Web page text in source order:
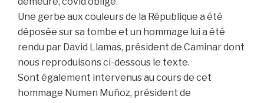
Une gerbe aux couleurs de la République a été
déposée sur sa tombe et un hommage lui a été
rendu par David Llamas, président de Caminar dont
nous reproduisons ci-dessous le texte.
Sont également intervenus au cours de cet
hommage Numen Muñoz, président de